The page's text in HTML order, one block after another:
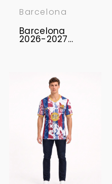
Barcelona
Barcelona
2026-2027